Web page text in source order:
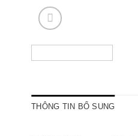
THÔNG TIN BỔ SUNG